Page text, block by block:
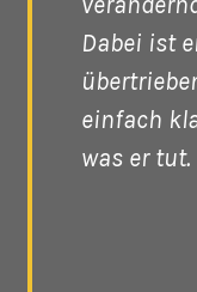
Dabei ist
einfach
was er